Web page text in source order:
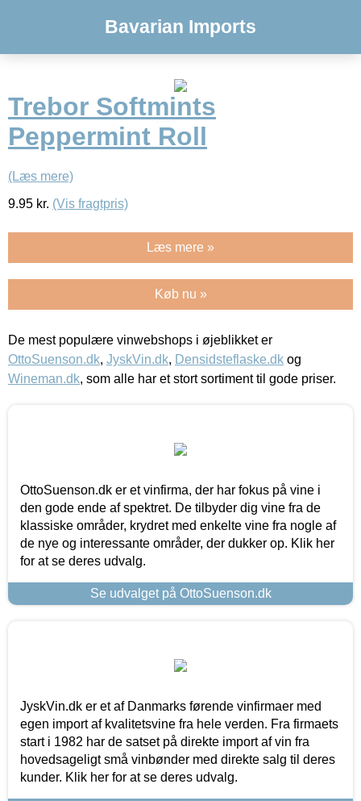
Bavarian Imports
Trebor Softmints
Peppermint Roll
(Læs mere)
9.95 kr. (Vis fragtpris)
Læs mere »
Køb nu »
De mest populære vinwebshops i øjeblikket er
OttoSuenson.dk, JyskVin.dk, Densidsteflaske.dk og
Wineman.dk, som alle har et stort sortiment til gode priser.
OttoSuenson.dk er et vinfirma, der har fokus på vine i
den gode ende af spektret. De tilbyder dig vine fra de
klassiske områder, krydret med enkelte vine fra nogle af
de nye og interessante områder, der dukker op. Klik her
for at se deres udvalg.
Se udvalget på OttoSuenson.dk
JyskVin.dk er et af Danmarks førende vinfirmaer med
egen import af kvalitetsvine fra hele verden. Fra firmaets
start i 1982 har de satset på direkte import af vin fra
hovedsageligt små vinbønder med direkte salg til deres
kunder. Klik her for at se deres udvalg.